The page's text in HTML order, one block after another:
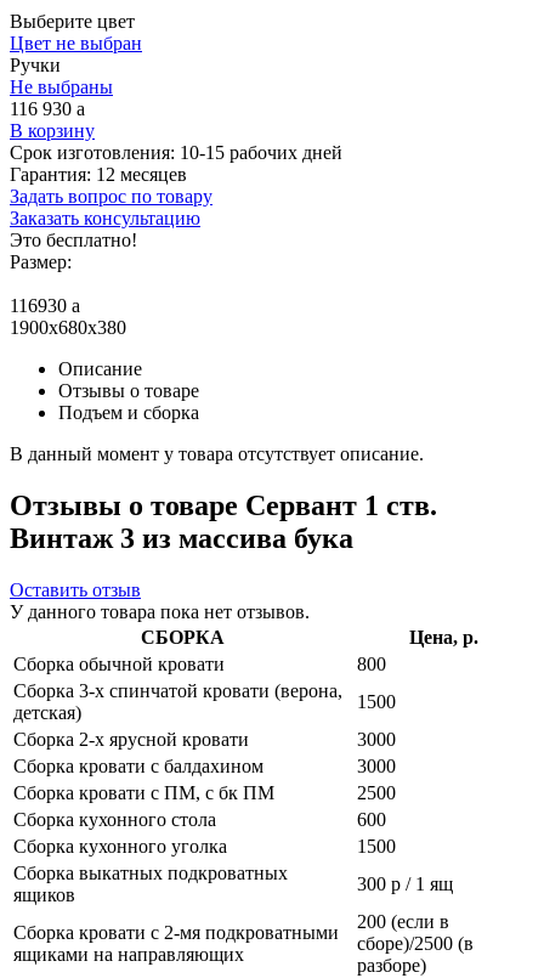
Выберите цвет
Цвет не выбран
Ручки
Не выбраны
116 930 a
В корзину
Срок изготовления: 10-15 рабочих дней
Гарантия: 12 месяцев
Задать вопрос по товару
Заказать консультацию
Это бесплатно!
Размер:
116930 a
1900x680x380
Описание
Отзывы о товаре
Подъем и сборка
В данный момент у товара отсутствует описание.
Отзывы о товаре Сервант 1 ств.
Винтаж 3 из массива бука
Оставить отзыв
У данного товара пока нет отзывов.
СБОРКА
Цена, р.
Сборка обычной кровати
800
Сборка 3-х спинчатой кровати (верона,
детская)
1500
Сборка 2-х ярусной кровати
3000
Сборка кровати с балдахином
3000
Сборка кровати с ПМ, с бк ПМ
2500
Сборка кухонного стола
600
Сборка кухонного уголка
1500
Сборка выкатных подкроватных
ящиков
300 р / 1 ящ
Сборка кровати с 2-мя подкроватными
ящиками на направляющих
200 (если в
сборе)/2500 (в
разборе)